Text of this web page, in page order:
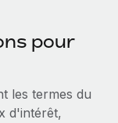
des
pour
les termes du
d'intérêt,